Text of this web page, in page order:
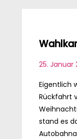
25. Januar
Eigentlich
Rückfahrt
stand es